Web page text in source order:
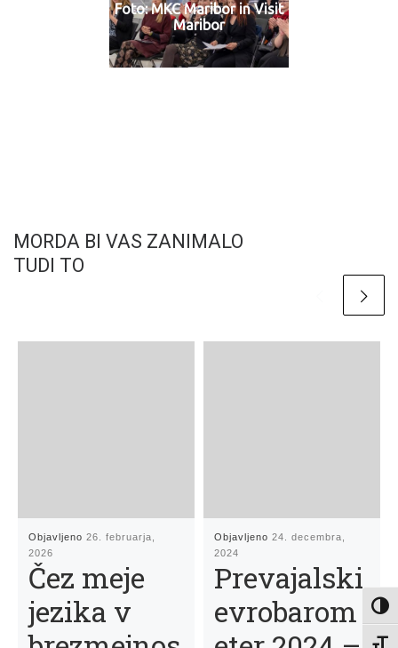
Foto: MKC Maribor in Visit
Maribor
MORDA BI VAS ZANIMALO
TUDI TO
Objavljeno26. februarja,
2026
Čez meje
jezika v
Objavljeno24. decembra,
2024
Prevajalski
evrobarom